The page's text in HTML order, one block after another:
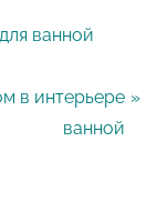
ванной
в интерьере
ванной